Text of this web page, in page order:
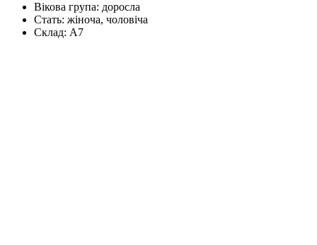
Вікова група: доросла
Стать: жіноча, чоловіча
Склад: А7